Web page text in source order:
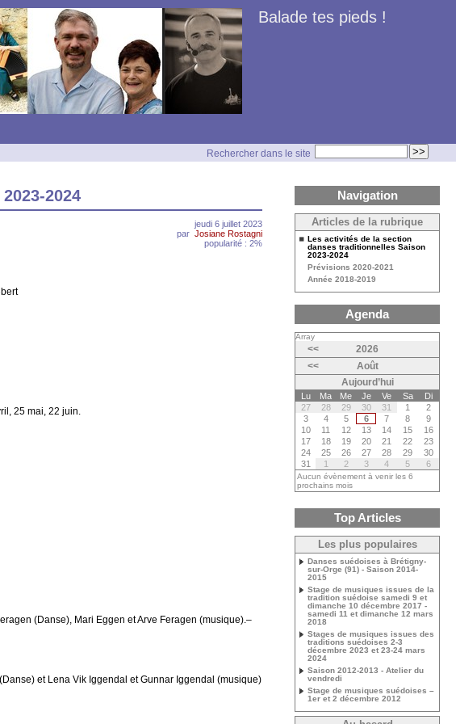
Balade tes pieds !
Rechercher dans le site
2024
jeudi 6 juillet 2023
par Josiane Rostagni
popularité : 2%
25 mai, 22 juin.
(Danse), Mari Eggen et Arve Feragen (musique).–
et Lena Vik Iggendal et Gunnar Iggendal (musique)
Navigation
Articles de la rubrique
Les activités de la section
danses traditionnelles Saison
2023-2024
Prévisions 2020-2021
Année 2018-2019
Agenda
Array
<<
2026
<<
Août
Aujourd’hui
Lu Ma Me Je Ve Sa
Di
27
28 29 30 31 1
2
3
4 5 6 7 8
9
10
11 12 13 14 15
16
17
18 19 20 21 22
23
24
25 26 27 28 29
30
31
1 2 3 4 5 6
Aucun évènement à venir les 6
prochains mois
Top Articles
Les plus populaires
Danses suédoises à Brétigny-
sur-Orge (91) - Saison 2014-
2015
Stage de musiques issues de la
tradition suédoise samedi 9 et
dimanche 10 décembre 2017 -
samedi 11 et dimanche 12 mars
2018
Stages de musiques issues des
traditions suédoises 2-3
décembre 2023 et 23-24 mars
2024
Saison 2012-2013 - Atelier du
vendredi
Stage de musiques suédoises –
1er et 2 décembre 2012